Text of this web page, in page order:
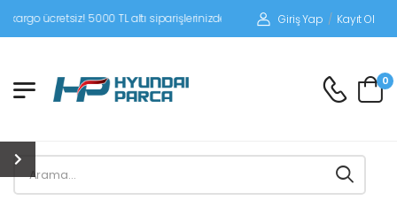
5000 TL altı siparişlerinizde siparişleriniz alıcı ödemeli gönderilir.
Giriş Yap / Kayıt Ol
0